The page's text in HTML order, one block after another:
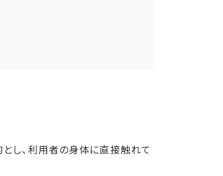
！
し、利用者の身体に直接触れて